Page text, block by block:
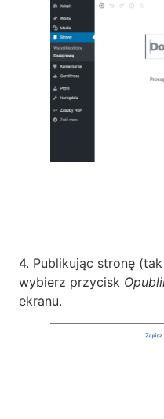
4. Publikując stronę
wybierz przycisk
ekranu.